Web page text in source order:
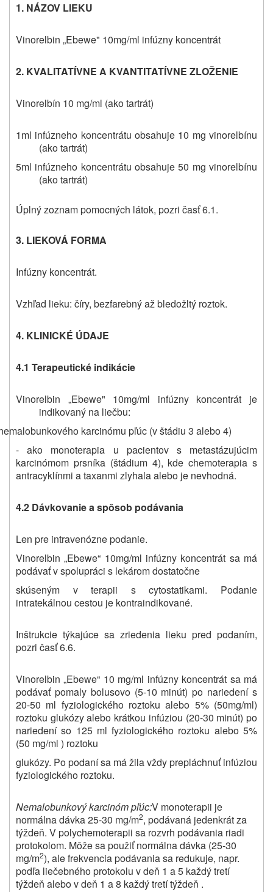
1. NÁZOV LIEKU
Vinorelbin „Ebewe" 10mg/ml infúzny koncentrát
2. KVALITATÍVNE A KVANTITATÍVNE ZLOŽENIE
Vinorelbín 10 mg/ml (ako tartrát)
1ml infúzneho koncentrátu obsahuje 10 mg vinorelbínu
(ako tartrát)
5ml infúzneho koncentrátu obsahuje 50 mg vinorelbínu
(ako tartrát)
Úplný zoznam pomocných látok, pozri časť 6.1.
3. LIEKOVÁ FORMA
Infúzny koncentrát.
Vzhľad lieku: číry, bezfarebný až bledožltý roztok.
4. KLINICKÉ ÚDAJE
4.1 Terapeutické indikácie
Vinorelbin „Ebewe" 10mg/ml infúzny koncentrát je
indikovaný na liečbu:
karcinómu pľúc (v štádiu 3 alebo 4)
- ako monoterapia u pacientov s metastázujúcim
karcinómom prsníka (štádium 4), kde chemoterapia s
antracyklínmi a taxanmi zlyhala alebo je nevhodná.
4.2 Dávkovanie a spôsob podávania
Len pre intravenózne podanie.
Vinorelbin „Ebewe“ 10mg/ml infúzny koncentrát sa má
podávať v spolupráci s lekárom dostatočne
skúseným v terapii s cytostatikami. Podanie
intratekálnou cestou je kontraindikované.
Inštrukcie týkajúce sa zriedenia lieku pred podaním,
pozri časť 6.6.
Vinorelbin „Ebewe“ 10 mg/ml infúzny koncentrát sa má
podávať pomaly bolusovo (5-10 minút) po nariedení s
20-50 ml fyziologického roztoku alebo 5% (50mg/ml)
roztoku glukózy alebo krátkou infúziou (20-30 minút) po
nariedení so 125 ml fyziologického roztoku alebo 5%
(50 mg/ml ) roztoku
glukózy. Po podaní sa má žila vždy prepláchnuť infúziou
fyziologického roztoku.
Nemalobunkovýkarcinómpľúc:V monoterapii je
normálna dávka 25-30 mg/m2, podávaná jedenkrát za
týždeň. V polychemoterapii sa rozvrh podávania riadi
protokolom. Môže sa použiť normálna dávka (25-30
mg/m2), ale frekvencia podávania sa redukuje, napr.
podľa liečebného protokolu v deň 1 a 5 každý tretí
týždeň alebo v deň 1 a 8 každý tretí týždeň .